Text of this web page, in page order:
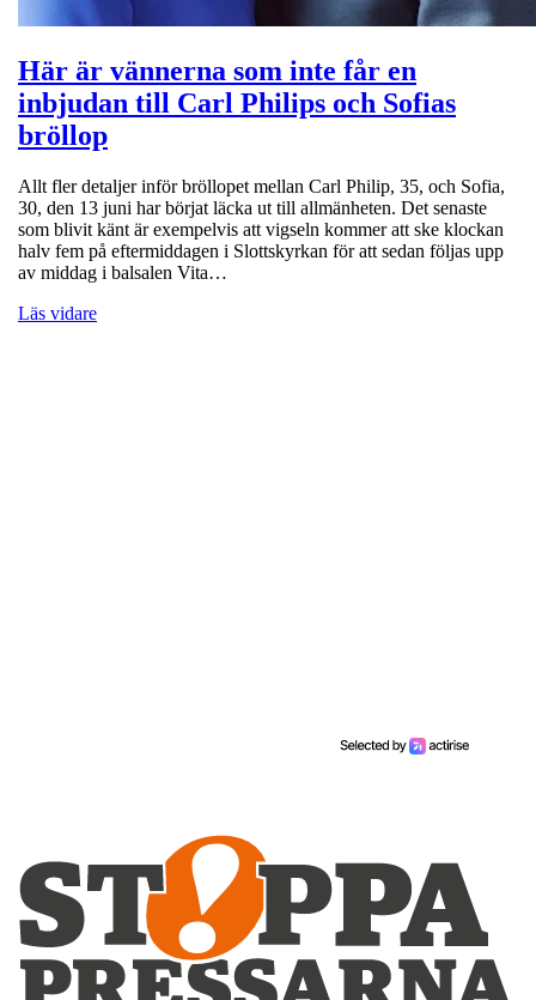
Här är vännerna som inte får en
inbjudan till Carl Philips och Sofias
bröllop
Allt fler detaljer inför bröllopet mellan Carl Philip, 35, och Sofia,
30, den 13 juni har börjat läcka ut till allmänheten. Det senaste
som blivit känt är exempelvis att vigseln kommer att ske klockan
halv fem på eftermiddagen i Slottskyrkan för att sedan följas upp
av middag i balsalen Vita…
Läs vidare